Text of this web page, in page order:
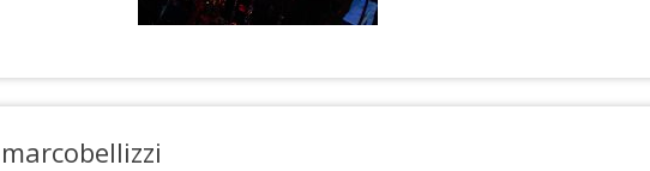
marcobellizzi